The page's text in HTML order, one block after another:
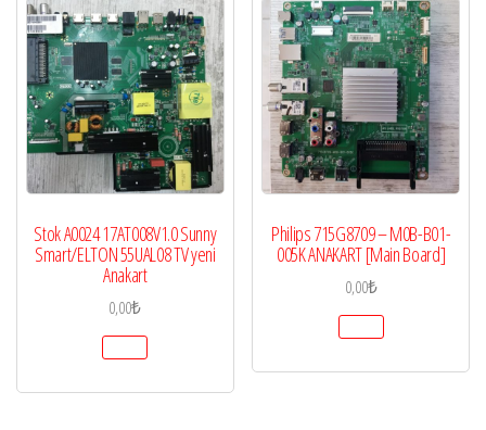
Stok A0024 17AT008V1.0 Sunny
Smart/ELTON 55UAL08 TV yeni
Anakart
0,00₺
Philips 715G8709 – M0B-B01-
005K ANAKART [Main Board]
0,00₺